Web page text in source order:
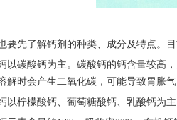
要先了解钙剂的种类、成分及特点。
以碳酸钙为主。碳酸钙的钙含量较高
解时会产生二氧化碳，可能导致胃胀
以柠檬酸钙、葡萄糖酸钙、乳酸钙为